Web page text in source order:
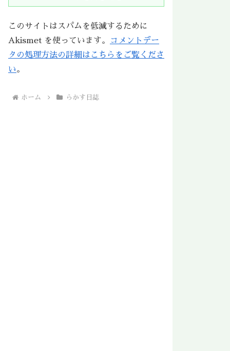
このサイトはスパムを低減するために
Akismet を使っています。
コメントデー
タの処理方法の詳細はこちらをご覧くださ
い。
ホーム らかす日誌